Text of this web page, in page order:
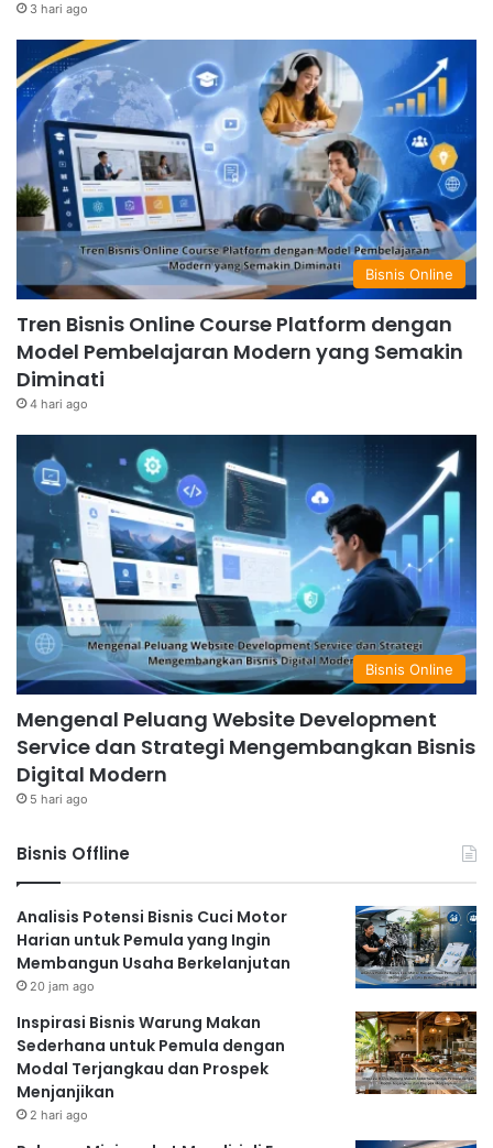
3 hari ago
Bisnis Online
Tren Bisnis Online Course Platform dengan
Model Pembelajaran Modern yang Semakin
Diminati
4 hari ago
Bisnis Online
Mengenal Peluang Website Development
Service dan Strategi Mengembangkan Bisnis
Digital Modern
5 hari ago
Bisnis Offline
Analisis Potensi Bisnis Cuci Motor
Harian untuk Pemula yang Ingin
Membangun Usaha Berkelanjutan
20 jam ago
Inspirasi Bisnis Warung Makan
Sederhana untuk Pemula dengan
Modal Terjangkau dan Prospek
Menjanjikan
2 hari ago